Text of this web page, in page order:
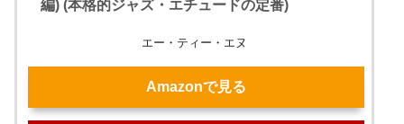
編) (本格的ジャズ・エチュードの定番)
エー・ティー・エヌ
Amazonで見る